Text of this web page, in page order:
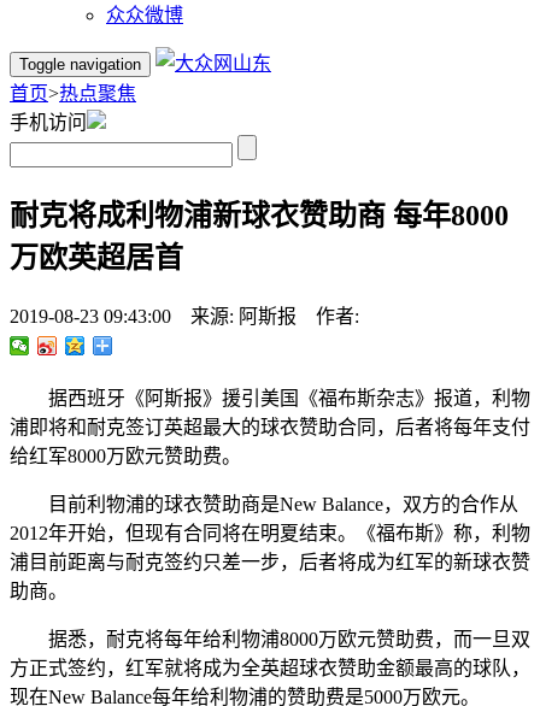
众众微博
Toggle navigation
首页>热点聚焦
手机访问
耐克将成利物浦新球衣赞助商 每年8000
万欧英超居首
2019-08-23 09:43:00 来源: 阿斯报 作者:
据西班牙《阿斯报》援引美国《福布斯杂志》报道，利物
浦即将和耐克签订英超最大的球衣赞助合同，后者将每年支付
给红军8000万欧元赞助费。
目前利物浦的球衣赞助商是New Balance，双方的合作从
2012年开始，但现有合同将在明夏结束。《福布斯》称，利物
浦目前距离与耐克签约只差一步，后者将成为红军的新球衣赞
助商。
据悉，耐克将每年给利物浦8000万欧元赞助费，而一旦双
方正式签约，红军就将成为全英超球衣赞助金额最高的球队，
现在New Balance每年给利物浦的赞助费是5000万欧元。